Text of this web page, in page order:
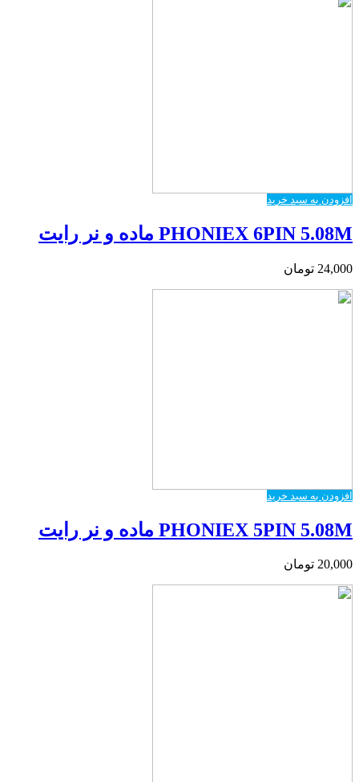
افزودن به سبد خرید
PHONIEX 6PIN 5.08M ماده و نر رایت
24,000 تومان
افزودن به سبد خرید
PHONIEX 5PIN 5.08M ماده و نر رایت
20,000 تومان